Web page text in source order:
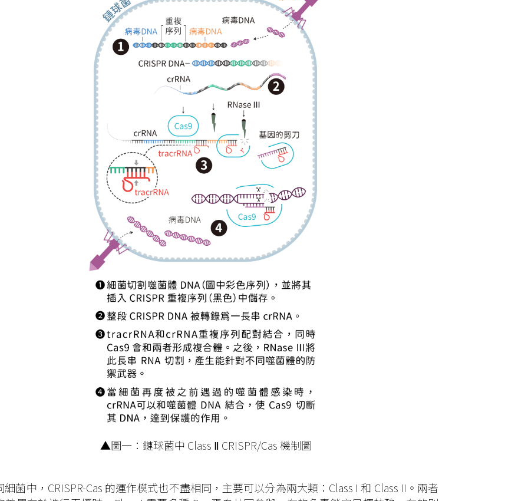
▲圖一：鏈球菌中 Class Ⅱ CRISPR/Cas 機制圖
細菌中，CRISPR-Cas 的運作模式也不盡相同，主要可以分為兩大類：Class I 和 Class II。兩者